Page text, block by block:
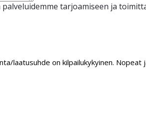
tarjoamiseen ja
laatusuhde on kilpailukykyinen.